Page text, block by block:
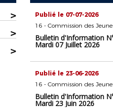
>
>
>
Publié le 07-07-2026
Bulletin d'Information
Mardi 07 Juillet 2026
Publié le 23-06-2026
Bulletin d'Information
Mardi 23 Juin 2026